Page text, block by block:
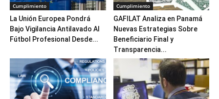
Cumplimiento
La Unión Europea Pondrá
Bajo Vigilancia Antilavado Al
Fútbol Profesional Desde...
Cumplimiento
GAFILAT Analiza en Panamá
Nuevas Estrategias Sobre
Beneficiario Final y
Transparencia...